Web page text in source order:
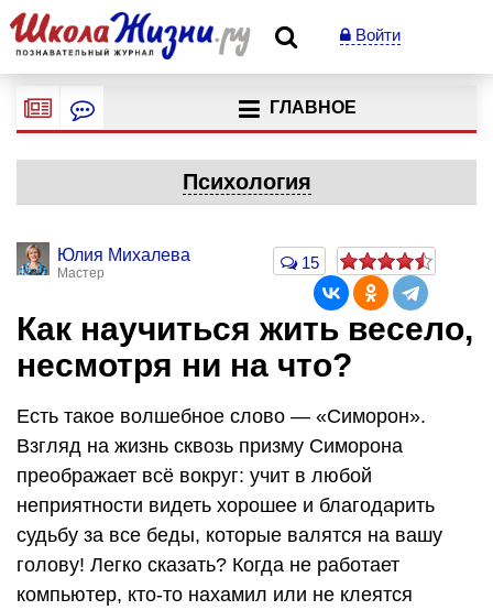
Войти
ГЛАВНОЕ
Психология
Юлия Михалева
Мастер
15
Как научиться жить весело,
несмотря ни на что?
Есть такое волшебное слово — «Симорон».
Взгляд на жизнь сквозь призму Симорона
преображает всё вокруг: учит в любой
неприятности видеть хорошее и благодарить
судьбу за все беды, которые валятся на вашу
голову! Легко сказать? Когда не работает
компьютер, кто-то нахамил или не клеятся